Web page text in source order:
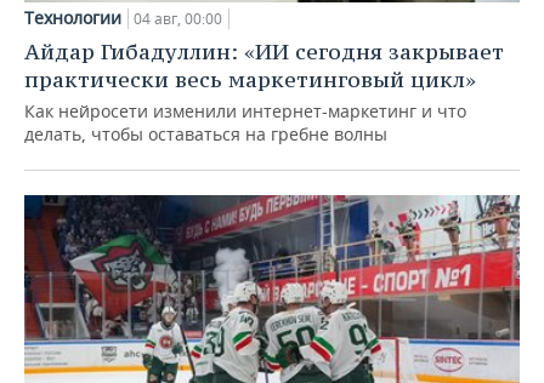
Технологии 04 авг, 00:00
Айдар Гибадуллин: «ИИ сегодня закрывает
практически весь маркетинговый цикл»
Как нейросети изменили интернет-маркетинг и что
делать, чтобы оставаться на гребне волны